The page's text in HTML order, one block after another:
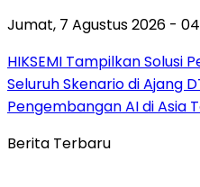
Jumat, 7 Agustus 2026 -
HIKSEMI Tampilkan Solusi
Seluruh Skenario di Ajang
Pengembangan AI di Asia
Berita Terbaru